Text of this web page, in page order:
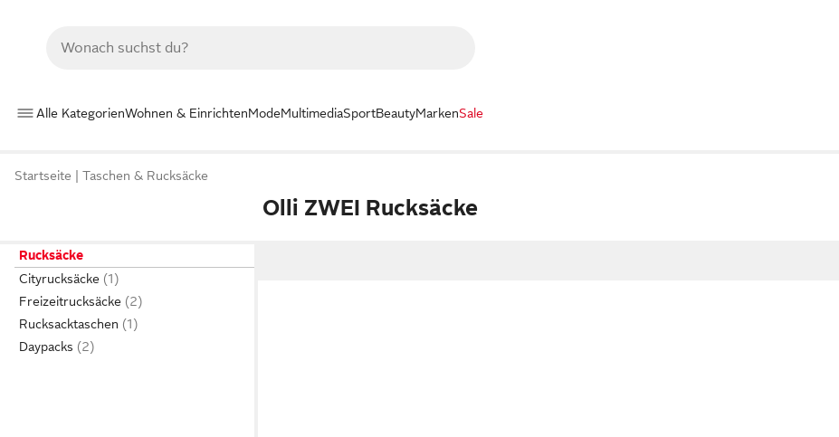
Alle KategorienWohnen & EinrichtenModeMultimediaSportBeautyMarkenSale
Startseite Taschen & Rucksäcke
Olli ZWEI Rucksäcke
Rucksäcke
Cityrucksäcke
Freizeitrucksäcke
Rucksacktaschen
Daypacks